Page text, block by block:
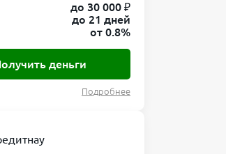
до 30 000 ₽
до 21 дней
от 0.8%
деньги
Подробнее